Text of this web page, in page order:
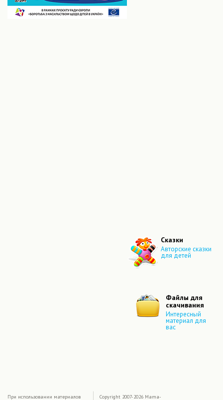
Сказки
Авторские сказки
для детей
Файлы для
скачивания
Интересный
материал для
вас
При использовании материалов Copyright 2007-2026 Mama-